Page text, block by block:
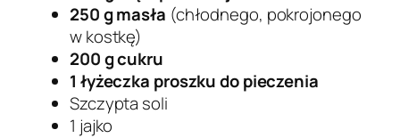
250 g masła (chłodnego, pokrojonego
w kostkę)
200 g cukru
1 łyżeczka proszku do pieczenia
Szczypta soli
1 jajko